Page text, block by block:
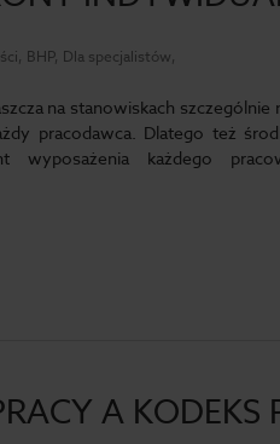
BHP, Dla specjalistów,
na stanowiskach
pracodawca. Dlatego też
wyposażenia każdego
A KODEKS